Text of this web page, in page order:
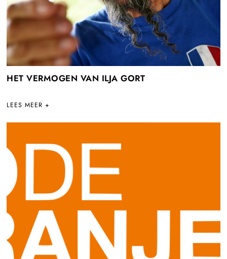
HET VERMOGEN VAN ILJA GORT
LEES MEER +